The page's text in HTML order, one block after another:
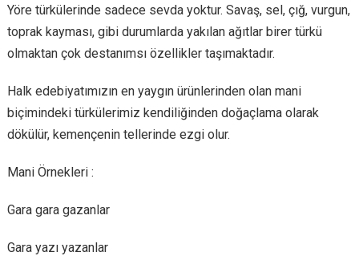
Yöre türkülerinde sadece sevda yoktur. Savaş, sel, çığ, vurgun,
toprak kayması, gibi durumlarda yakılan ağıtlar birer türkü
olmaktan çok destanımsı özellikler taşımaktadır.
Halk edebiyatımızın en yaygın ürünlerinden olan mani
biçimindeki türkülerimiz kendiliğinden doğaçlama olarak
dökülür, kemençenin tellerinde ezgi olur.
Mani Örnekleri :
Gara gara gazanlar
Gara yazı yazanlar